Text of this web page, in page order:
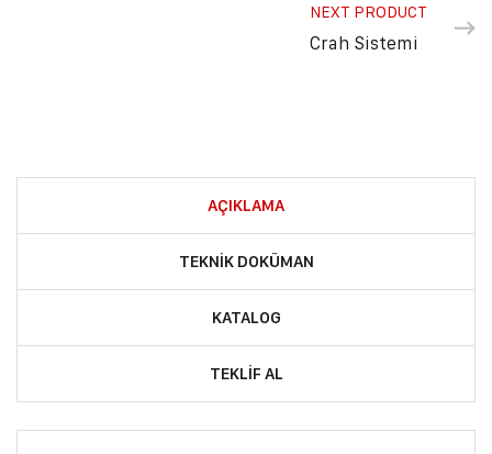
NEXT PRODUCT
Crah Sistemi
AÇIKLAMA
TEKNIK DOKÜMAN
KATALOG
TEKLIF AL